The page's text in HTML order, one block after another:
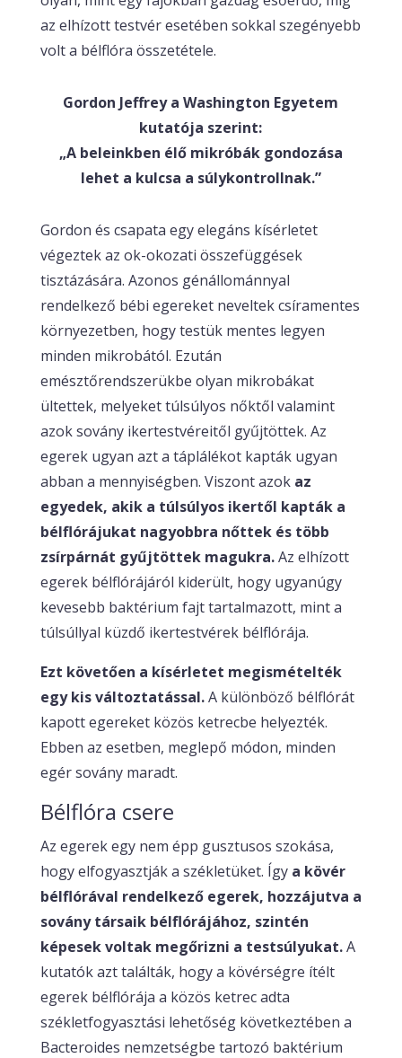
az elhízott testvér esetében sokkal szegényebb
volt a bélflóra összetétele.
Gordon Jeffrey a Washington Egyetem
kutatója szerint:
„A beleinkben élő mikróbák gondozása
lehet a kulcsa a súlykontrollnak.”
Gordon és csapata egy elegáns kísérletet
végeztek az ok-okozati összefüggések
tisztázására. Azonos génállománnyal
rendelkező bébi egereket neveltek csíramentes
környezetben, hogy testük mentes legyen
minden mikrobától. Ezután
emésztőrendszerükbe olyan mikrobákat
ültettek, melyeket túlsúlyos nőktől valamint
azok sovány ikertestvéreitől gyűjtöttek. Az
egerek ugyan azt a táplálékot kapták ugyan
abban a mennyiségben. Viszont azok az
egyedek, akik a túlsúlyos ikertől kapták a
bélflórájukat nagyobbra nőttek és több
zsírpárnát gyűjtöttek magukra.Az elhízott
egerek bélflórájáról kiderült, hogy ugyanúgy
kevesebb baktérium fajt tartalmazott, mint a
túlsúllyal küzdő ikertestvérek bélflórája.
Ezt követően a kísérletet megismételték
egy kis változtatással.A különböző bélflórát
kapott egereket közös ketrecbe helyezték.
Ebben az esetben, meglepő módon, minden
egér sovány maradt.
Bélflóra csere
Az egerek egy nem épp gusztusos szokása,
hogy elfogyasztják a székletüket. Így a kövér
bélflórával rendelkező egerek, hozzájutva a
sovány társaik bélflórájához, szintén
képesek voltak megőrizni a testsúlyukat.A
kutatók azt találták, hogy a kövérségre ítélt
egerek bélflórája a közös ketrec adta
székletfogyasztási lehetőség következtében a
Bacteroides nemzetségbe tartozó baktérium